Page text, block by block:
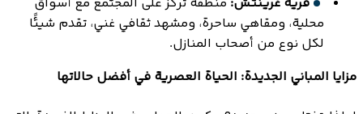
محلية، ومقاهي ساحرة، ومشهد ثقافي غني، تقدم شيئًا
لكل نوع من أصحاب المنازل.
مزايا المباني الجديدة: الحياة العصرية في أفضل حالاتها